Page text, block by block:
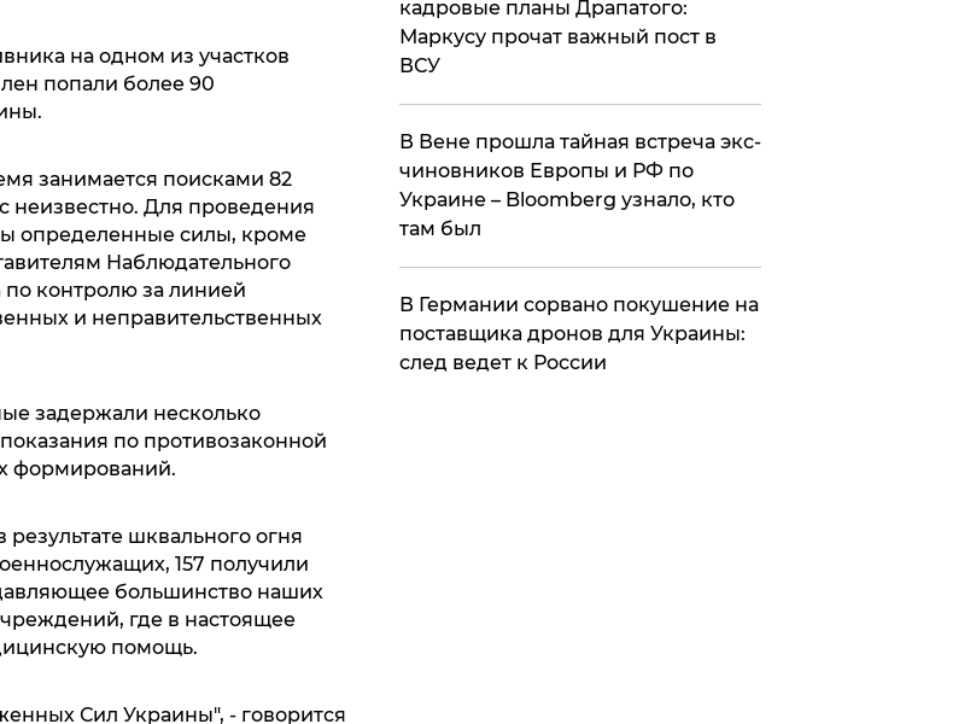
на одном из участков
попали более 90
занимается поисками 82
неизвестно. Для проведения
определенные силы, кроме
Наблюдательного
контролю за линией
и неправительственных
задержали несколько
по противозаконной
формирований.
шквального огня
157 получили
большинство наших
где в настоящее
помощь.
Сил Украины", - говорится
кадровые планы Драпатого:
Маркусу прочат важный пост в
ВСУ
В Вене прошла тайная встреча экс-
чиновников Европы и РФ по
Украине – Bloomberg узнало, кто
там был
​В Германии сорвано покушение на
поставщика дронов для Украины:
след ведет к России